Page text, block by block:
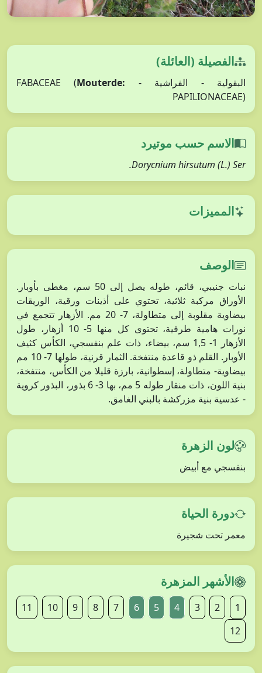
الفصيلة (العائلة)
البقولية - الفراشية - FABACEAE ( Mouterde:
PAPILIONACEAE)
الاسم حسب موتيرد
Dorycnium hirsutum (L.) Ser.
المميزات
الوصف
نبات جنيبي، قائم، طوله يصل إلى 50 سم، مغطى بأوبار.
الأوراق مركبة ثلاثية، تحتوي على أذينات ورقية، الوريقات
بيضاوية مقلوبة إلى متطاولة، 7- 20 مم. الأزهار تتجمع في
نورات هامية طرفية، تحتوى كل منها 5- 10 أزهار، طول
الأزهار 1- 1,5 سم، بيضاء، ذات علم بنفسجي، الكأس كثيف
الأوبار. القلم ذو قاعدة منتفخة. الثمار قرنية، طولها 7- 10 مم
بيضاوية- متطاولة، إسطوانية، بارزة قليلا من الكأس، منتفخة،
بنية اللون، ذات منقار طوله 5 مم، بها 3- 6 بذور، البذور كروية
- عدسية بنية مزركشة بالبني الغامق.
لون الزهرة
بنفسجي مع أبيض
دورة الحياة
معمر تحت شجيرة
الأشهر المزهرة
1
2
3
4
5
6
7
8
9
10
11
12